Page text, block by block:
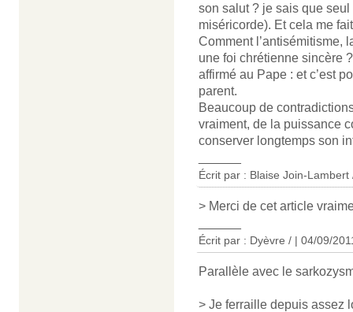
son salut ? je sais que
miséricorde). Et cela me
Comment l’antisémitisme,
une foi chrétienne sincère
affirmé au Pape : et c’est
parent.
Beaucoup de
vraiment, de la puissance
conserver longtemps son
Écrit par : Blaise Join-Lambert
> Merci de cet article
Écrit par : Dyèvre / | 04/09/
Parallèle avec le
> Je ferraille depuis assez